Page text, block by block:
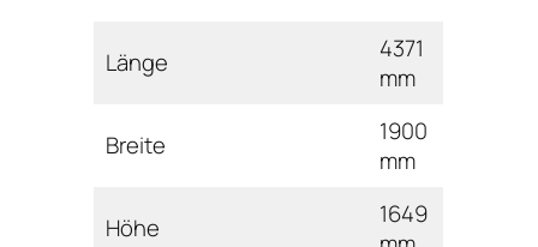
Länge
4371
mm
Breite
1900
mm
Höhe
1649